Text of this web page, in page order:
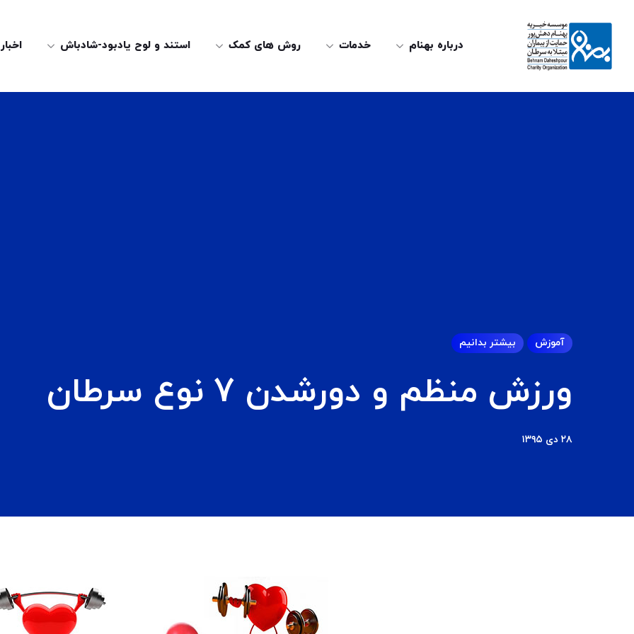
درباره بهنام خدمات روش های کمک استند و لوح یادبود-شادباش اخبار
آموزش بیشتر بدانیم
ورزش منظم و دورشدن 7 نوع سرطان
۲۸ دی ۱۳۹۵